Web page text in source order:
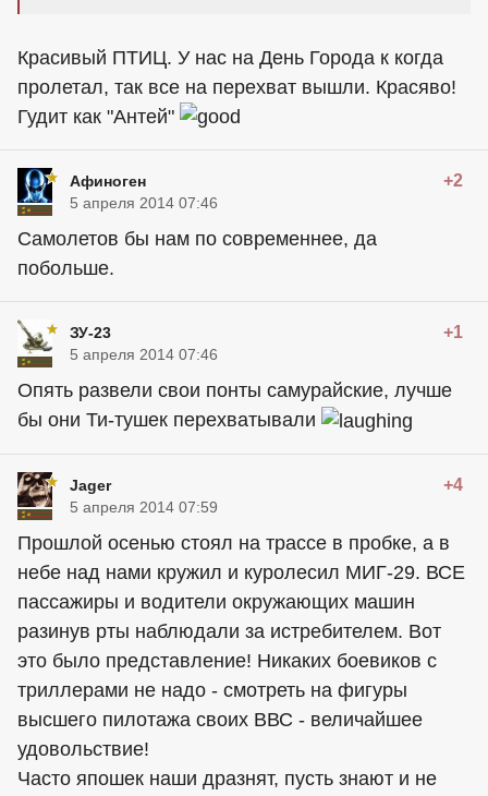
Красивый ПТИЦ. У нас на День Города к когда
пролетал, так все на перехват вышли. Красяво!
Гудит как "Антей"
Афиноген +2
5 апреля 2014 07:46
Самолетов бы нам по современнее, да
побольше.
ЗУ-23 +1
5 апреля 2014 07:46
Опять развели свои понты самурайские, лучше
бы они Ти-тушек перехватывали
Jager +4
5 апреля 2014 07:59
Прошлой осенью стоял на трассе в пробке, а в
небе над нами кружил и куролесил МИГ-29. ВСЕ
пассажиры и водители окружающих машин
разинув рты наблюдали за истребителем. Вот
это было представление! Никаких боевиков с
триллерами не надо - смотреть на фигуры
высшего пилотажа своих ВВС - величайшее
удовольствие!
Часто япошек наши дразнят, пусть знают и не